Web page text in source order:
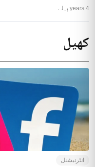
4 years پہلے
کھیل
انٹرنیشنل